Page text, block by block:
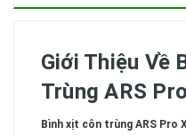
Giới Thiệu Về
Trùng ARS
Bình xịt côn trùng ARS Pro